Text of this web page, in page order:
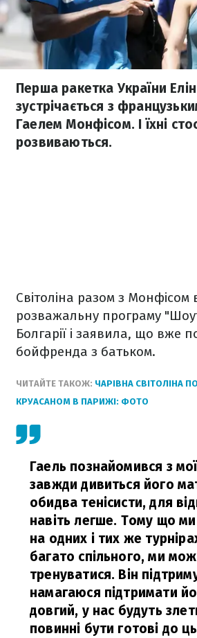
Перша ракетка України
зустрічається з
Гаелем Монфісом. І їхні
розвиваються.
Світоліна разом з Монфісом
розважальну програму
Болгарії і заявила, що вже
бойфренда з батьком.
ЧИТАЙТЕ ТАКОЖ: ЧАРІВНА СВІТОЛІНА
КРУАСАНОМ В ПАРИЖІ: ФОТО
Гаель познайомився з
завжди дивиться його
обидва тенісисти, для
навіть легше. Тому що ми
на одних і тих же
багато спільного, ми
тренуватися. Він
намагаюся підтримати
довгий, у нас будуть
повинні бути готові до